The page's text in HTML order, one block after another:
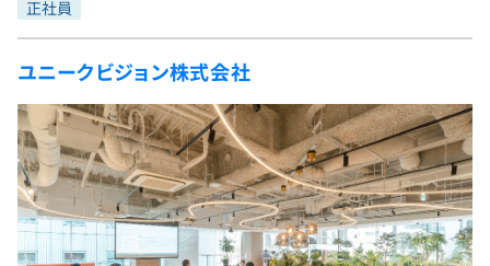
新卒エージェント
イベント・セミナー
インタビュー
問題集
ナレッジ
リファレンス
プラン
評価結果一覧
再チャレンジ結果一覧
Tech Team Journal
paiza times
note
paizaとは？
正社員
ユニークビジョン株式会社